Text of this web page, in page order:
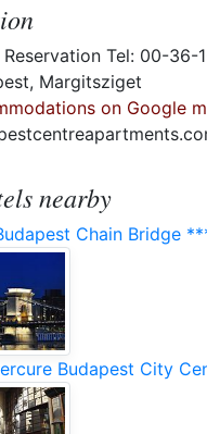
Tel: 00-36-
Margitsziget
on Google
nearby
Chain Bridge
Budapest City